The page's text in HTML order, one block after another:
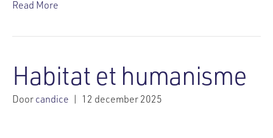
Read More
Habitat et humanisme
Doorcandice | 12 december 2025